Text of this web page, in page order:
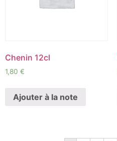
Chenin 12cl
1,80 €
Ajouter à la note